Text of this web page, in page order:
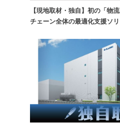
【現地取材・独自】初の「物
チェーン全体の最適化支援ソ